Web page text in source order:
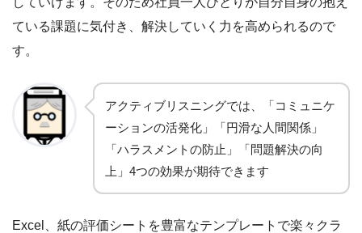
ている課題に気付き、解決していく力を高められるので
す。
アクティブリスニングでは、「コミュニケ
ーションの活発化」「円滑な人間関係」
「ハラスメントの防止」「問題解決の向
上」4つの効果が期待できます
Excel、紙の評価シートを豊富なテンプレートで楽々クラ